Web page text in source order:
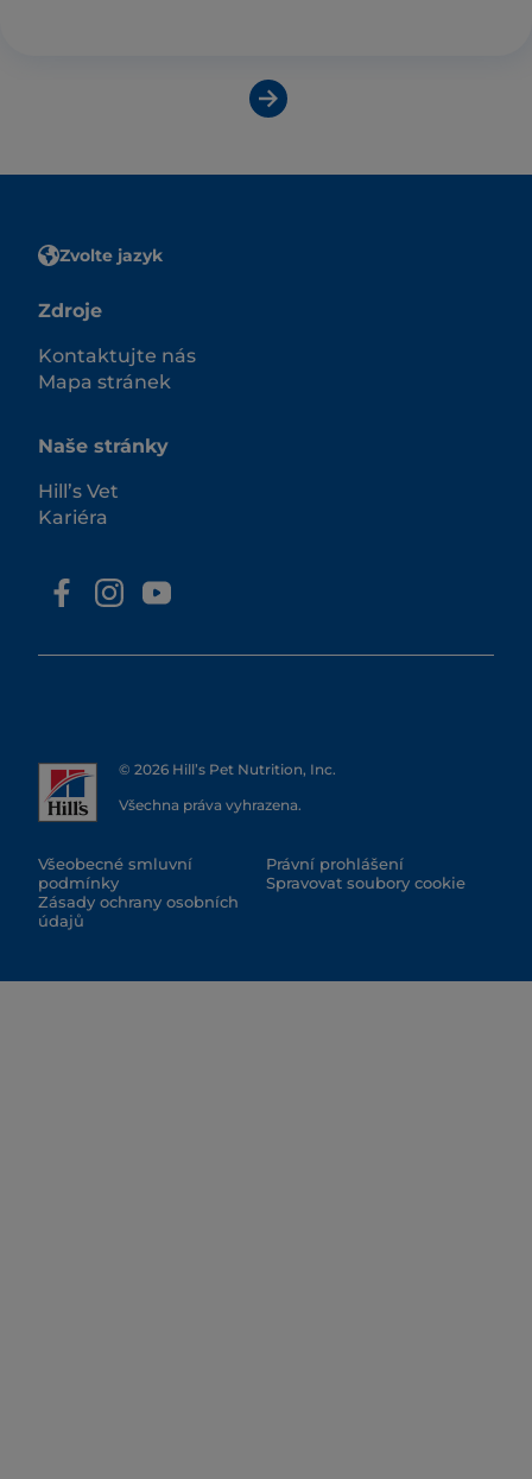
Zvolte jazyk
Zdroje
Kontaktujte nás
Mapa stránek
Naše stránky
Hill’s Vet
Kariéra
© 2026 Hill’s Pet Nutrition, Inc.
Všechna práva vyhrazena.
Všeobecné smluvní
podmínky
Zásady ochrany osobních
údajů
Právní prohlášení
Spravovat soubory cookie